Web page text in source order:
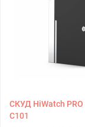
СКУД HiWatch PRO
C101